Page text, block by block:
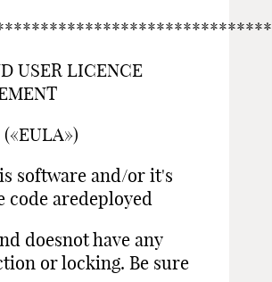
USER LICENCE
software and/or it's
code aredeployed
doesnot have any
or locking. Be sure